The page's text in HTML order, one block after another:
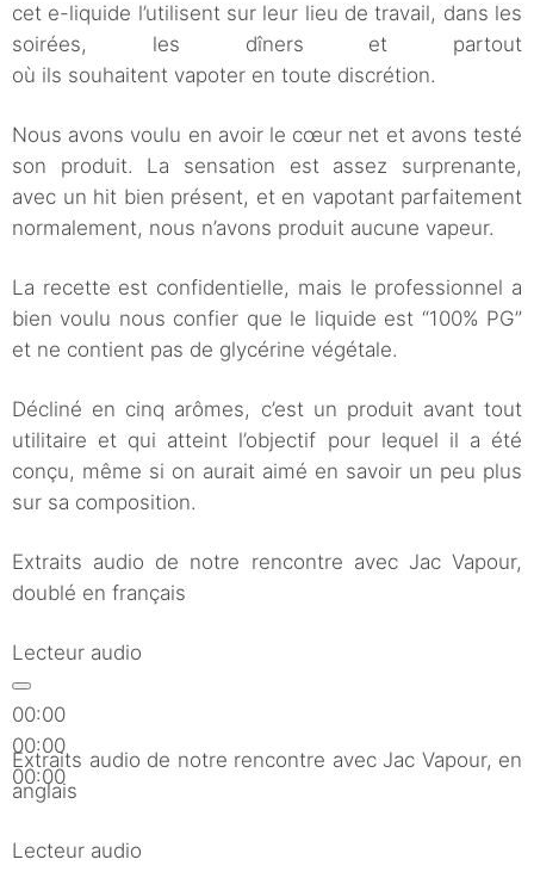
cet e-liquide l’utilisent sur leur lieu de travail, dans les
soirées, les dîners et partout
où ils souhaitent vapoter en toute discrétion.
Nous avons voulu en avoir le cœur net et avons testé
son produit. La sensation est assez surprenante,
avec un hit bien présent, et en vapotant parfaitement
normalement, nous n’avons produit aucune vapeur.
La recette est confidentielle, mais le professionnel a
bien voulu nous confier que le liquide est “100% PG”
et ne contient pas de glycérine végétale.
Décliné en cinq arômes, c’est un produit avant tout
utilitaire et qui atteint l’objectif pour lequel il a été
conçu, même si on aurait aimé en savoir un peu plus
sur sa composition.
Extraits audio de notre rencontre avec Jac Vapour,
doublé en français
Lecteur audio
00:00
00:00
00:00
Extraits audio de notre rencontre avec Jac Vapour, en
anglais
Lecteur audio